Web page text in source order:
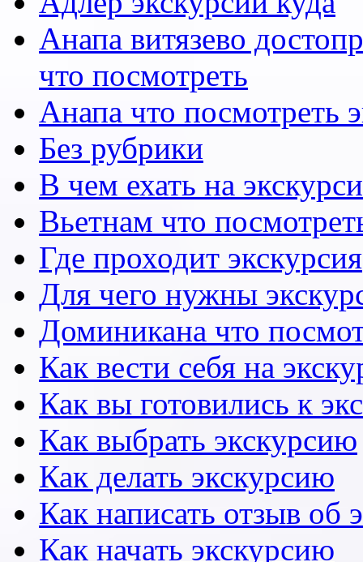
Анапа витязево
что посмотреть
Анапа что посмотреть
Без рубрики
В чем ехать на
Вьетнам что
Где проходит экскурсия
Для чего нужны
Доминикана что
Как вести себя на
Как вы готовились к
Как выбрать экскурсию
Как делать экскурсию
Как написать отзыв об
Как начать экскурсию